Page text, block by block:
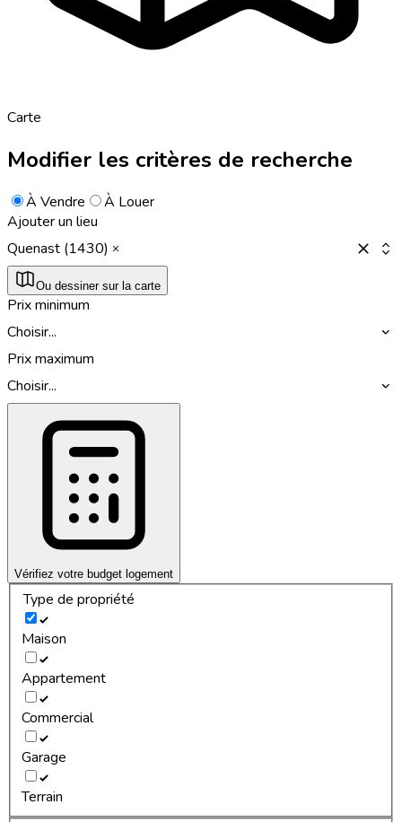
Carte
Modifier les critères de recherche
À Vendre
À Louer
Ajouter un lieu
Quenast (1430)
Ou dessiner sur la carte
Prix minimum
Choisir...
Prix maximum
Choisir...
Vérifiez votre budget logement
Type de propriété
Maison
Appartement
Commercial
Garage
Terrain